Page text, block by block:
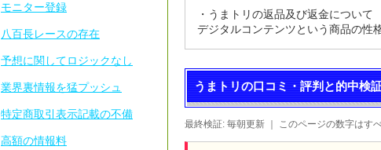
モニター登録
八百長レースの存在
予想に関してロジックなし
業界裏情報を猛プッシュ
特定商取引表示記載の不備
高額の情報料
・うまトリの返品及び返金について
デジタルコンテンツという商品の性
うまトリの口コミ・評判と的中検
最終検証: 毎朝更新 ｜ このページの数字はす